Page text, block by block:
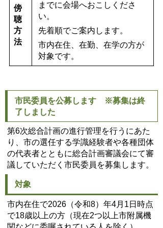
傍
聴
方
法
までに会場へおこしくださ
い。
先着順でご案内します。
市内在住、在勤、在学の方が
対象です。
市民委員を公募します ※募集は終
了しました
第6次総合計画の進行管理を行うにあた
り、市の選任する学識経験者や各種団体
の代表者とともに総合計画審議会にて審
議していただく市民委員を募集します。
対象
市内在住で2026（令和8）年4月1日時点
で18歳以上の方（現在2つ以上市附属機